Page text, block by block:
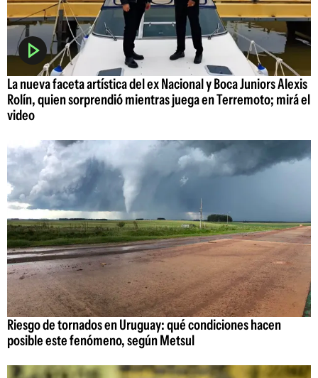
La nueva faceta artística del ex Nacional y Boca Juniors Alexis
Rolín, quien sorprendió mientras juega en Terremoto; mirá el
video
Riesgo de tornados en Uruguay: qué condiciones hacen
posible este fenómeno, según Metsul